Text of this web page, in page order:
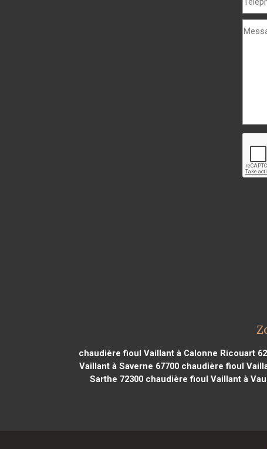
chaudière fioul Vaillant à Calonne Ricouart
Vaillant à Saverne 67700 chaudière fioul
Sarthe 72300chaudière fioul Vaillant à